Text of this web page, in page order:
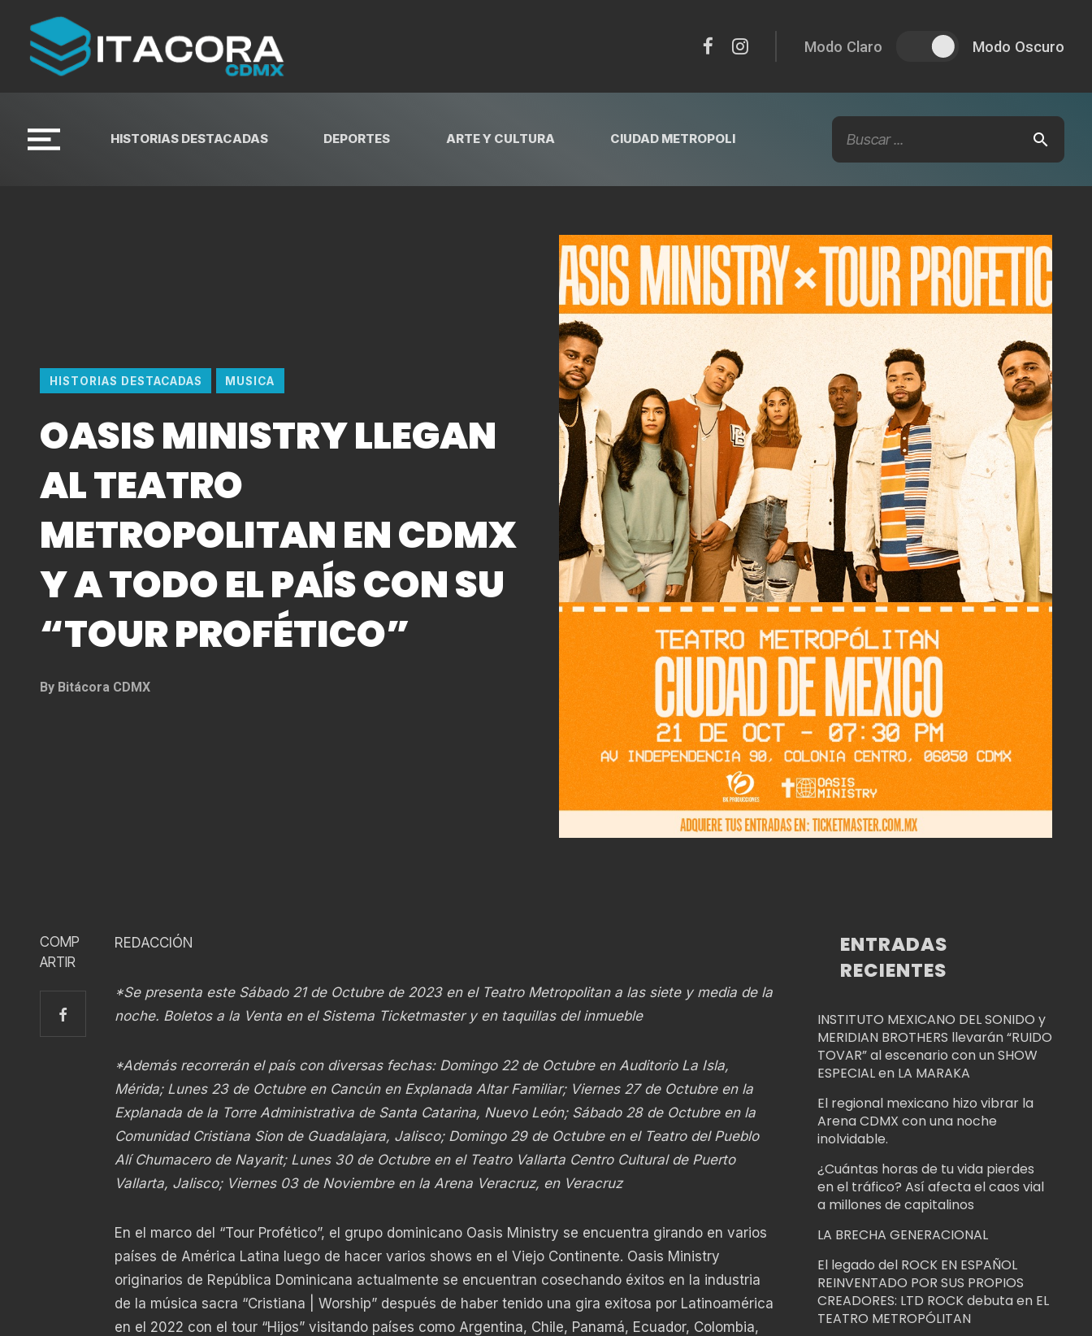
Modo Claro Modo Oscuro
HISTORIAS DESTACADAS DEPORTES ARTE Y CULTURA CIUDAD METROPOLI
HISTORIAS DESTACADAS MUSICA
OASIS MINISTRY LLEGAN
AL TEATRO
METROPOLITAN EN CDMX
Y A TODO EL PAÍS CON SU
“TOUR PROFÉTICO”
By Bitácora CDMX
COMP
ARTIR
REDACCIÓN
*Se presenta este Sábado 21 de Octubre de 2023 en el Teatro Metropolitan a las siete y media de la
noche. Boletos a la Venta en el Sistema Ticketmaster y en taquillas del inmueble
*Además recorrerán el país con diversas fechas: Domingo 22 de Octubre en Auditorio La Isla,
Mérida; Lunes 23 de Octubre en Cancún en Explanada Altar Familiar; Viernes 27 de Octubre en la
Explanada de la Torre Administrativa de Santa Catarina, Nuevo León; Sábado 28 de Octubre en la
Comunidad Cristiana Sion de Guadalajara, Jalisco; Domingo 29 de Octubre en el Teatro del Pueblo
Alí Chumacero de Nayarit; Lunes 30 de Octubre en el Teatro Vallarta Centro Cultural de Puerto
Vallarta, Jalisco; Viernes 03 de Noviembre en la Arena Veracruz, en Veracruz
En el marco del “Tour Profético”, el grupo dominicano Oasis Ministry se encuentra girando en varios
países de América Latina luego de hacer varios shows en el Viejo Continente. Oasis Ministry
originarios de República Dominicana actualmente se encuentran cosechando éxitos en la industria
de la música sacra “Cristiana | Worship” después de haber tenido una gira exitosa por Latinoamérica
en el 2022 con el tour “Hijos” visitando países como Argentina, Chile, Panamá, Ecuador, Colombia,
ENTRADAS
RECIENTES
INSTITUTO MEXICANO DEL SONIDO y
MERIDIAN BROTHERS llevarán “RUIDO
TOVAR” al escenario con un SHOW
ESPECIAL en LA MARAKA
El regional mexicano hizo vibrar la
Arena CDMX con una noche
inolvidable.
¿Cuántas horas de tu vida pierdes
en el tráfico? Así afecta el caos vial
a millones de capitalinos
LA BRECHA GENERACIONAL
El legado del ROCK EN ESPAÑOL
REINVENTADO POR SUS PROPIOS
CREADORES: LTD ROCK debuta en EL
TEATRO METROPÓLITAN